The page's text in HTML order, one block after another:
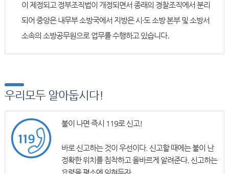
이 제정되고 정부조직법이 개정되면서 종래의 경찰조직에서 분리
되어 중앙은 내무부 소방국에서 지방은 시·도 소방 본부 및 소방서
소속의 소방공무원으로 업무를 수행하고 있습니다.
우리모두 알아둡시다!
불이 나면 즉시 119로 신고!
바로 신고하는 것이 우선이다. 신고할 때에는 불이 난
정확한 위치를 침착하고 올바르게 알려준다. 신고하는
요령을 평소에 익혀두자.